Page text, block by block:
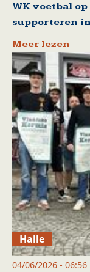
WK voetbal
supporteren in
Meer lezen
Halle
04/06/2026 - 06:56